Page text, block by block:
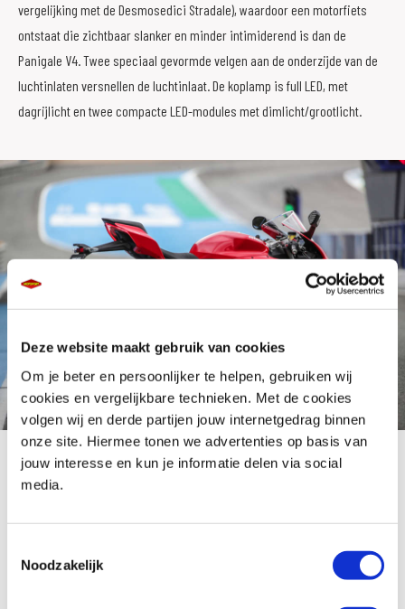
Deze website maakt gebruik van cookies
Om je beter en persoonlijker te helpen, gebruiken wij
cookies en vergelijkbare technieken. Met de cookies
volgen wij en derde partijen jouw internetgedrag binnen
onze site. Hiermee tonen we advertenties op basis van
jouw interesse en kun je informatie delen via social
media.
Noodzakelijk
vergelijking met de Desmosedici Stradale), waardoor een motorfiets
ontstaat die zichtbaar slanker en minder intimiderend is dan de
Panigale V4. Twee speciaal gevormde velgen aan de onderzijde van de
luchtinlaten versnellen de luchtinlaat. De koplamp is full LED, met
dagrijlicht en twee compacte LED-modules met dimlicht/grootlicht.
Superquadro: De Ducati
tweecilinder
De 955 cm³ tweecilinder Superquadro Ducati Panigale V2, levert 5 pk